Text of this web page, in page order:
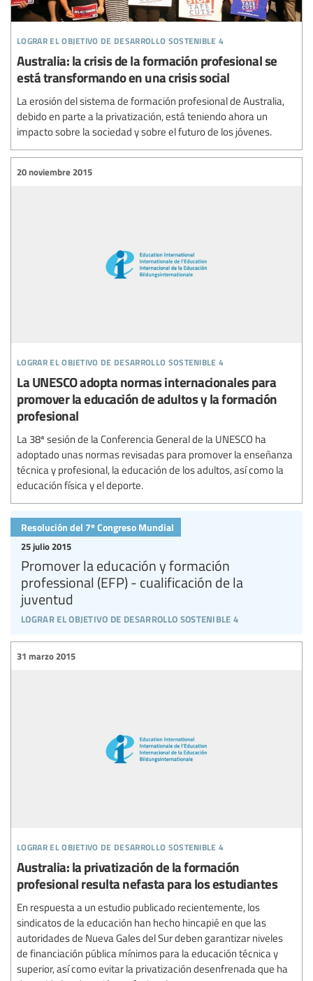
lograr el objetivo de desarrollo sostenible 4
Australia: la crisis de la formación profesional se
está transformando en una crisis social
La erosión del sistema de formación profesional de Australia,
debido en parte a la privatización, está teniendo ahora un
impacto sobre la sociedad y sobre el futuro de los jóvenes.
lograr el objetivo de desarrollo sostenible 4
20 noviembre 2015
La UNESCO adopta normas internacionales para
promover la educación de adultos y la formación
profesional
La 38ª sesión de la Conferencia General de la UNESCO ha
adoptado unas normas revisadas para promover la enseñanza
técnica y profesional, la educación de los adultos, así como la
educación física y el deporte.
lograr el objetivo de desarrollo sostenible 4
25 julio 2015
Promover la educación y formación
professional (EFP) - cualificación de la
juventud
Resolución del 7º Congreso Mundial
lograr el objetivo de desarrollo sostenible 4
31 marzo 2015
Australia: la privatización de la formación
profesional resulta nefasta para los estudiantes
En respuesta a un estudio publicado recientemente, los
sindicatos de la educación han hecho hincapié en que las
autoridades de Nueva Gales del Sur deben garantizar niveles
de financiación pública mínimos para la educación técnica y
superior, así como evitar la privatización desenfrenada que ha